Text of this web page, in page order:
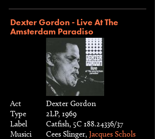
Dexter Gordon - Live At The
Amsterdam Paradiso
Act
Dexter Gordon
Type
2LP, 1969
Label
Catfish, 5C 188.24336/37
Musici
Cees Slinger, Jacques Schols